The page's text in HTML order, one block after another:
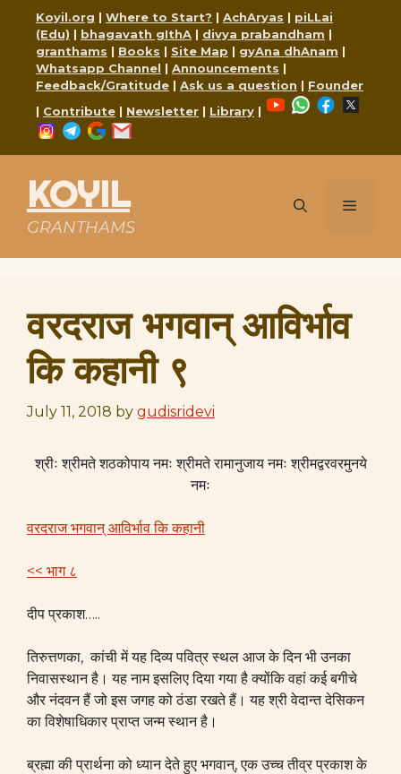
content
Koyil.org | Where to Start? | AchAryas | piLLai
(Edu) | bhagavath gIthA | divya prabandham |
granthams | Books | Site Map | gyAna dhAnam |
Whatsapp Channel | Announcements |
Feedback/Gratitude | Ask us a question | Founder
| Contribute | Newsletter | Library |
YouTubeWhatsApp
Facebook
Instagram
Telegram
Google
KOYIL
GRANTHAMS
Menu
वरदराज भगवान् आविर्भाव
कि कहानी ९
July 11, 2018 by gudisridevi
श्रीः श्रीमते शठकोपाय नमः श्रीमते रामानुजाय नमः श्रीमद्वरवरमुनये
नमः
वरदराज भगवान् आविर्भाव कि कहानी
<< भाग ८
दीप प्रकाश…..
तिरुत्तणका, कांची में यह दिव्य पवित्र स्थल आज के दिन भी उनका
निवासस्थान है। यह नाम इसलिए दिया गया है क्योंकि वहां कई बगीचे
और नंदवन हैं जो इस जगह को ठंडा रखते हैं। यह श्री वेदान्त देसिकन
का विशेषाधिकार प्राप्त जन्म स्थान है।
ब्रह्मा की प्रार्थना को ध्यान देते हुए भगवान्, एक उच्च तीव्र प्रकाश के